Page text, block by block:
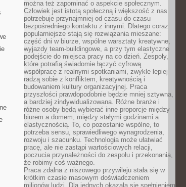
można też zapominać o aspekcie społecznym.
Człowiek jest istotą społeczną i większość z nas
potrzebuje przynajmniej od czasu do czasu
bezpośredniego kontaktu z innymi. Dlatego coraz
popularniejsze stają się rozwiązania mieszane:
część dni w biurze, wspólne warsztaty kreatywne,
wyjazdy team-buildingowe, a przy tym elastyczne
podejście do miejsca pracy na co dzień. Zespoły,
które potrafią świadomie łączyć cyfrową
współpracę z realnymi spotkaniami, zwykle lepiej
radzą sobie z konfliktem, kreatywnością i
budowaniem kultury organizacyjnej. Praca
przyszłości prawdopodobnie będzie mniej sztywna,
a bardziej zindywidualizowana. Różne branże i
różne osoby będą wybierać inne proporcje między
biurem a domem, między stałymi godzinami a
elastycznością. To, co pozostanie wspólne, to
potrzeba sensu, sprawiedliwego wynagrodzenia,
rozwoju i szacunku. Technologia może ułatwiać
pracę, ale nie zastąpi wartościowych relacji,
poczucia przynależności do zespołu i przekonania,
że robimy coś ważnego.
Praca zdalna z niszowego przywileju stała się w
krótkim czasie masowym doświadczeniem
milionów ludzi. Dla jednych okazała się spełnieniem